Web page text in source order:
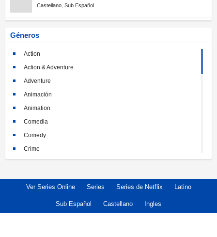
Castellano Sub Español
Géneros
Action
Action & Adventure
Adventure
Animación
Animation
Comedia
Comedy
Crime
Documentary
Ver Series Online Series Series de Netflix Latino
Sub Español Castellano Ingles